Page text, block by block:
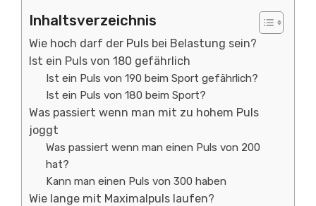
Inhaltsverzeichnis
Wie hoch darf der Puls bei Belastung sein?
Ist ein Puls von 180 gefährlich
Ist ein Puls von 190 beim Sport gefährlich?
Ist ein Puls von 180 beim Sport?
Was passiert wenn man mit zu hohem Puls
joggt
Was passiert wenn man einen Puls von 200
hat?
Kann man einen Puls von 300 haben
Wie lange mit Maximalpuls laufen?